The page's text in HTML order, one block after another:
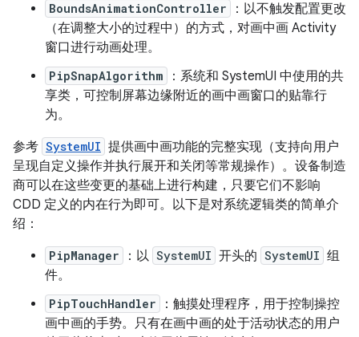
BoundsAnimationController
：以不触发配置更改
（在调整大小的过程中）的方式，对画中画 Activity
窗口进行动画处理。
PipSnapAlgorithm
：系统和 SystemUI 中使用的共
享类，可控制屏幕边缘附近的画中画窗口的贴靠行
为。
参考 SystemUI 提供画中画功能的完整实现（支持向用户
呈现自定义操作并执行展开和关闭等常规操作）。设备制造
商可以在这些变更的基础上进行构建，只要它们不影响
CDD 定义的内在行为即可。以下是对系统逻辑类的简单介
绍：
PipManager ：以 SystemUI 开头的 SystemUI 组
件。
PipTouchHandler
：触摸处理程序，用于控制操控
画中画的手势。只有在画中画的处于活动状态的用户